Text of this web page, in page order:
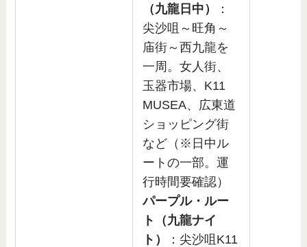
（九龍日中）
：
尖沙咀～旺角～
庙街～西九龍を
一周。女人街、
玉器市場、K11
MUSEA、広東道
ショッピング街
など（※日中ル
ートの一部。運
行時間要確認）
パープル・ルー
ト（九龍ナイ
ト）
：尖沙咀K11